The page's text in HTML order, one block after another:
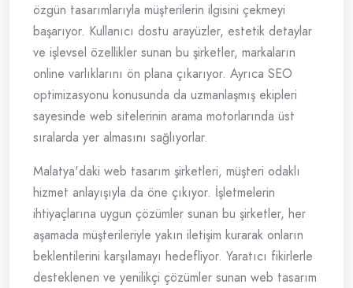
özgün tasarımlarıyla müşterilerin ilgisini çekmeyi
başarıyor. Kullanıcı dostu arayüzler, estetik detaylar
ve işlevsel özellikler sunan bu şirketler, markaların
online varlıklarını ön plana çıkarıyor. Ayrıca SEO
optimizasyonu konusunda da uzmanlaşmış ekipleri
sayesinde web sitelerinin arama motorlarında üst
sıralarda yer almasını sağlıyorlar.
Malatya'daki web tasarım şirketleri, müşteri odaklı
hizmet anlayışıyla da öne çıkıyor. İşletmelerin
ihtiyaçlarına uygun çözümler sunan bu şirketler, her
aşamada müşterileriyle yakın iletişim kurarak onların
beklentilerini karşılamayı hedefliyor. Yaratıcı fikirlerle
desteklenen ve yenilikçi çözümler sunan web tasarım